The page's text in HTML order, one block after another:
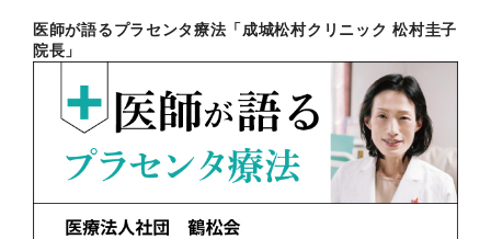
医師が語るプラセンタ療法「成城松村クリニック 松村圭子
院長」